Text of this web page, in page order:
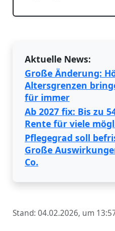
Aktuelle News:
Große Änderung:
Altersgrenzen
für immer
Ab 2027 fix: Bis zu
Rente für viele
Pflegegrad soll
Große
Co.
Stand: 04.02.2026, um